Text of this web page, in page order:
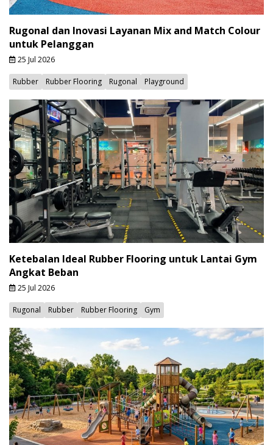
Rugonal dan Inovasi Layanan Mix and Match Colour
untuk Pelanggan
25 Jul 2026
Rubber Rubber Flooring Rugonal Playground
Ketebalan Ideal Rubber Flooring untuk Lantai Gym
Angkat Beban
25 Jul 2026
Rugonal Rubber Rubber Flooring Gym